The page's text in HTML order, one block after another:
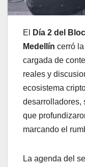
El
Día 2 del
Medellín cerró
cargada de
reales y
ecosistema
desarrolladores,
que
marcando el
La agenda del